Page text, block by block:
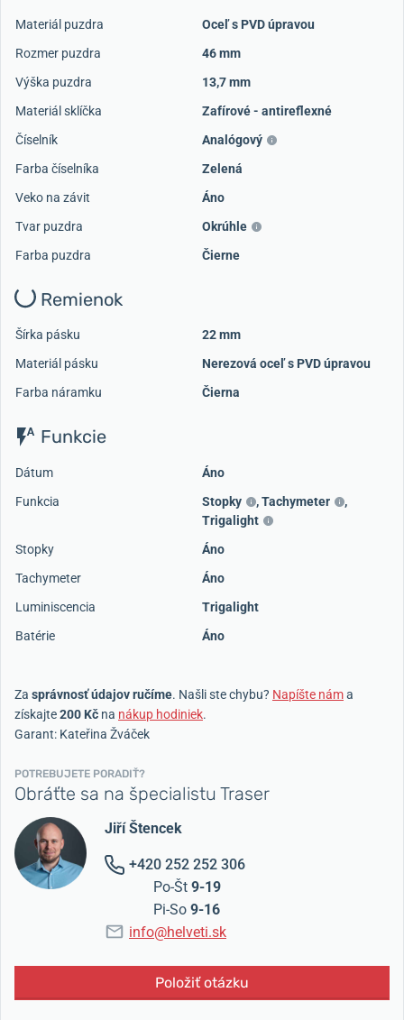
Materiál puzdra
Oceľ s PVD úpravou
Rozmer puzdra
46 mm
Výška puzdra
13,7 mm
Materiál sklíčka
Zafírové - antireflexné
Číselník
Analógový
Farba číselníka
Zelená
Veko na závit
Áno
Tvar puzdra
Okrúhle
Farba puzdra
Čierne
Remienok
Šírka pásku
22 mm
Materiál pásku
Nerezová oceľ s PVD úpravou
Farba náramku
Čierna
Funkcie
Dátum
Áno
Funkcia
Stopky ,Tachymeter
,
Trigalight
Stopky
Áno
Tachymeter
Áno
Luminiscencia
Trigalight
Batérie
Áno
Za správnosť údajov ručíme. Našli ste chybu? Napíšte náma
získajte200 Kč na nákup hodiniek.
Garant: Kateřina Žváček
POTREBUJETE PORADIŤ?
Obráťte sa na špecialistu Traser
Jiří Štencek
+420 252 252 306
Po-Št 9-19
Pi-So 9-16
info@helveti.sk
Položiť otázku